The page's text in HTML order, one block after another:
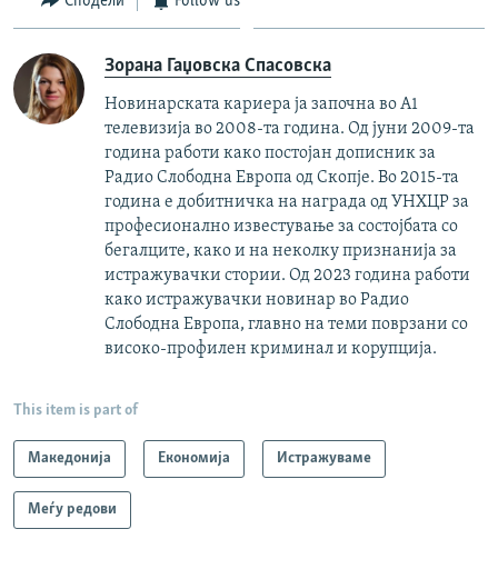
Зорана Гаџовска Спасовска
Новинарската кариера ја започна во А1
телевизија во 2008-та година. Од јуни 2009-та
година работи како постојан дописник за
Радио Слободна Европа од Скопје. Во 2015-та
година е добитничка на награда од УНХЦР за
професионално известување за состојбата со
бегалците, како и на неколку признанија за
истражувачки стории. Од 2023 година работи
како истражувачки новинар во Радио
Слободна Европа, главно на теми поврзани со
високо-профилен криминал и корупција.
This item is part of
Македонија Економија Истражуваме
Меѓу редови